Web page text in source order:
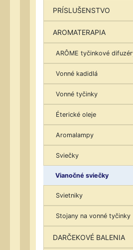
PRÍSLUŠENSTVO
AROMATERAPIA
ARÔME tyčinkové
Vonné kadidlá
Vonné tyčinky
Éterické oleje
Aromalampy
Sviečky
Vianočné sviečky
Svietniky
Stojany na vonné tyčinky
DARČEKOVÉ BALENIA